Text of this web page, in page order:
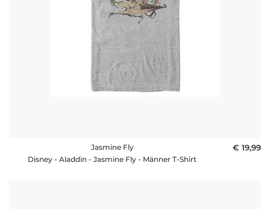
Jasmine Fly
Disney - Aladdin - Jasmine Fly - Männer T-Shirt
€ 19,99